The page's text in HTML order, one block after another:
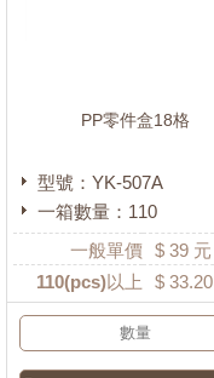
PP零件盒18格
型號：YK-507A
一箱數量：110
一般單價 $ 39 元
110(pcs)以上 $ 33.20